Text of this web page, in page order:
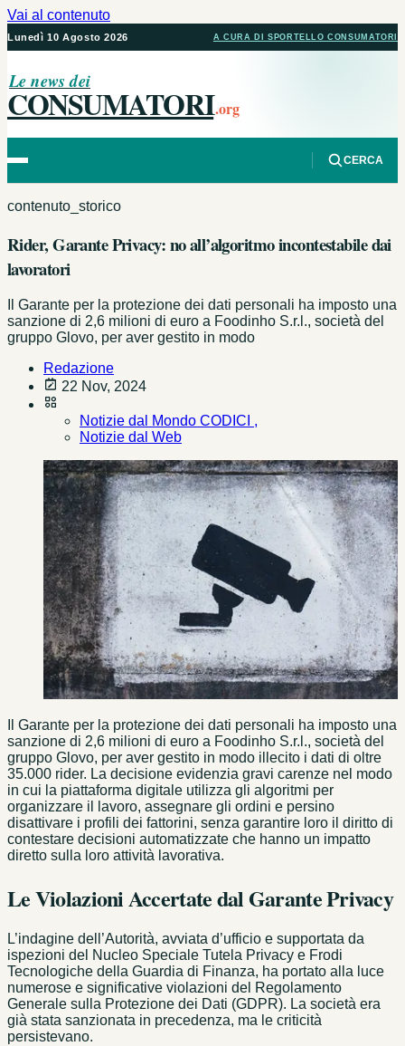
Vai al contenuto
Lunedì 10 Agosto 2026 A CURA DI SPORTELLO CONSUMATORI
Le news dei
CONSUMATORI.org
CERCA
contenuto_storico
Rider, Garante Privacy: no all’algoritmo incontestabile dai
lavoratori
Il Garante per la protezione dei dati personali ha imposto una
sanzione di 2,6 milioni di euro a Foodinho S.r.l., società del
gruppo Glovo, per aver gestito in modo
Redazione
22 Nov, 2024
Notizie dal Mondo CODICI ,
Notizie dal Web
Il Garante per la protezione dei dati personali ha imposto una
sanzione di 2,6 milioni di euro a Foodinho S.r.l., società del
gruppo Glovo, per aver gestito in modo illecito i dati di oltre
35.000 rider. La decisione evidenzia gravi carenze nel modo
in cui la piattaforma digitale utilizza gli algoritmi per
organizzare il lavoro, assegnare gli ordini e persino
disattivare i profili dei fattorini, senza garantire loro il diritto di
contestare decisioni automatizzate che hanno un impatto
diretto sulla loro attività lavorativa.
Le Violazioni Accertate dal Garante Privacy
L’indagine dell’Autorità, avviata d’ufficio e supportata da
ispezioni del Nucleo Speciale Tutela Privacy e Frodi
Tecnologiche della Guardia di Finanza, ha portato alla luce
numerose e significative violazioni del Regolamento
Generale sulla Protezione dei Dati (GDPR). La società era
già stata sanzionata in precedenza, ma le criticità
persistevano.